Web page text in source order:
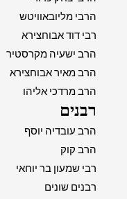
הרבי מליובאוויטש
רבי דוד אבוחצירא
הרב ישעיה מקרסטיר
הרב מאיר אבוחצירא
הרב מרדכי אליהו
רבנים
הרב עובדיה יוסף
הרב קוק
רבי שמעון בר יוחאי
רבנים שונים